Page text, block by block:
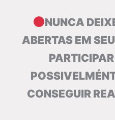
NUNCA
ABERTAS EM
CONSEGUIR